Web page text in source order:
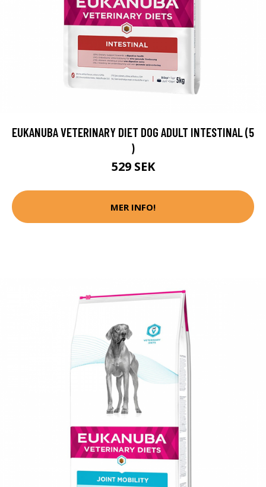
EUKANUBA VETERINARY DIET DOG ADULT INTESTINAL (5
)
529 SEK
MER INFO!